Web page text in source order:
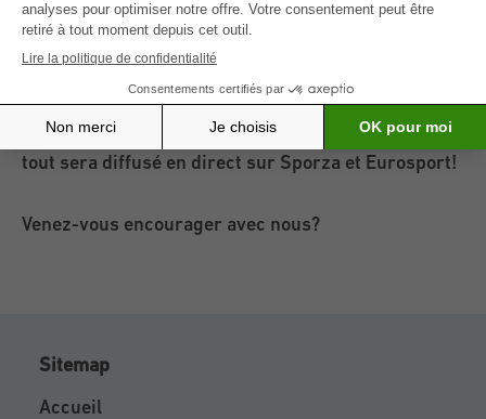
Museeuw figuraient déjà sur la liste d’honneur.
Philipsen comme vainqueur, nous nous réjouissons
bien sûr de cette prochaine édition! Par ailleurs,
tout sera diffusé en direct sur Sporza et Eurosport!
Venez-vous encourager avec nous?
Sitemap
Accueil